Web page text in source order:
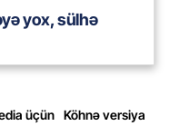
yox, sülhə
üçün Köhnə versiya